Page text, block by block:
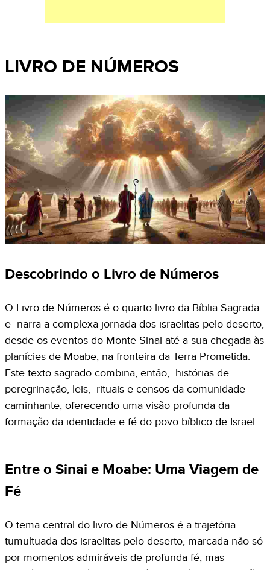
LIVRO DE NÚMEROS
Descobrindo o Livro de Números
O Livro de Números é o quarto livro da Bíblia Sagrada
e narra a complexa jornada dos israelitas pelo deserto,
desde os eventos do Monte Sinai até a sua chegada às
planícies de Moabe, na fronteira da Terra Prometida.
Este texto sagrado combina, então, histórias de
peregrinação, leis, rituais e censos da comunidade
caminhante, oferecendo uma visão profunda da
formação da identidade e fé do povo bíblico de Israel.
Entre o Sinai e Moabe: Uma Viagem de
Fé
O tema central do livro de Números é a trajetória
tumultuada dos israelitas pelo deserto, marcada não só
por momentos admiráveis de profunda fé, mas